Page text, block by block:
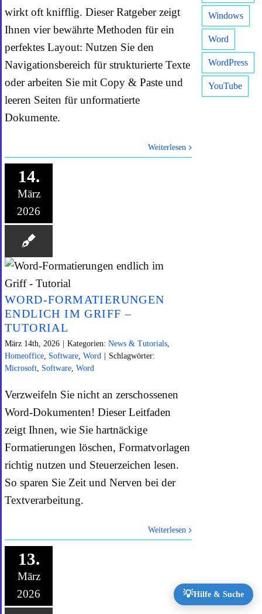
wirkt oft knifflig. Dieser Ratgeber zeigt
Ihnen vier bewährte Methoden für ein
perfektes Layout: Nutzen Sie den
Navigationsbereich für strukturierte Texte
oder arbeiten Sie mit Copy & Paste und
leeren Seiten für unformatierte
Dokumente.
Weiterlesen
14.
März
2026
WORD-FORMATIERUNGEN
ENDLICH IM GRIFF –
TUTORIAL
März 14th, 2026 Kategorien: News & Tutorials,
Homeoffice, Software, Word
Schlagwörter:
Microsoft, Software, Word
Verzweifeln Sie nicht an zerschossenen
Word-Dokumenten! Dieser Leitfaden
zeigt Ihnen, wie Sie hartnäckige
Formatierungen löschen, Formatvorlagen
richtig nutzen und Steuerzeichen lesen.
So sparen Sie Zeit und Nerven bei der
Textverarbeitung.
Weiterlesen
13.
März
2026
Windows
Word
WordPress
YouTube
💡Hilfe & Suche